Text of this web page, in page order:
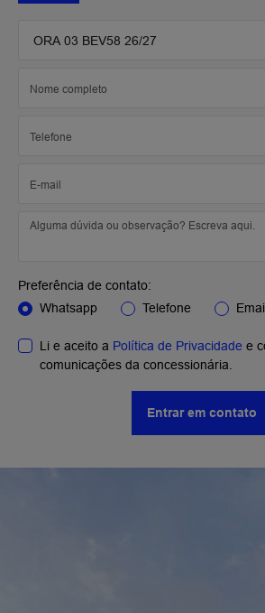
Preferência de contato:
Whatsapp
Telefone
Li e aceito a Política de Privacidade e
comunicações da concessionária.
Entrar em contato